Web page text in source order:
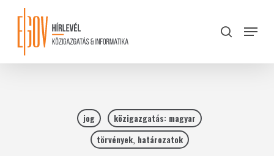
content
search
Menu
jog
közigazgatás: magyar
törvények, határozatok
Close